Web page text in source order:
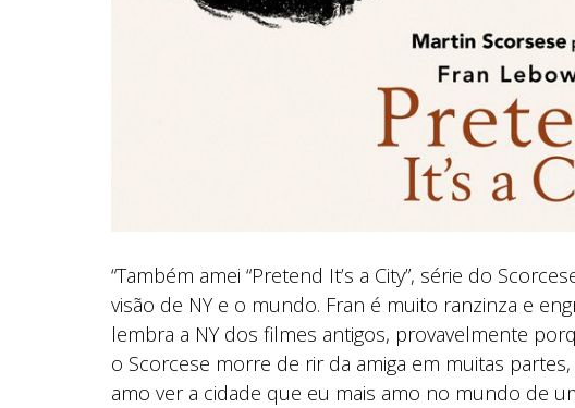
“Também amei “Pretend It’s a City”, série do
visão de NY e o mundo. Fran é muito ranzinza e
lembra a NY dos filmes antigos, provavelmente
o Scorcese morre de rir da amiga em muitas
amo ver a cidade que eu mais amo no mundo de